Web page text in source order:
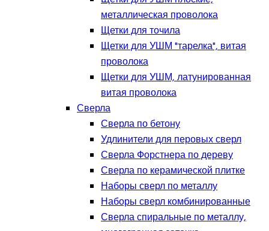
металлическая проволока
Щетки для точила
Щетки для УШМ "тарелка", витая
проволока
Щетки для УШМ, латунированная
витая проволока
Сверла
Сверла по бетону
Удлинители для перовых сверл
Сверла Форстнера по дереву
Сверла по керамической плитке
Наборы сверл по металлу
Наборы сверл комбинированные
Сверла спиральные по металлу,